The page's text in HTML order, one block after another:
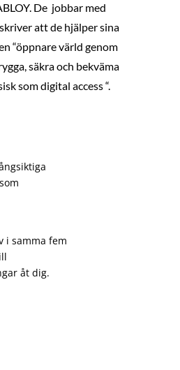
De jobbar med
att de hjälper sina
“öppnare värld genom
säkra och bekväma
som digital access “.
i samma fem
åt dig.